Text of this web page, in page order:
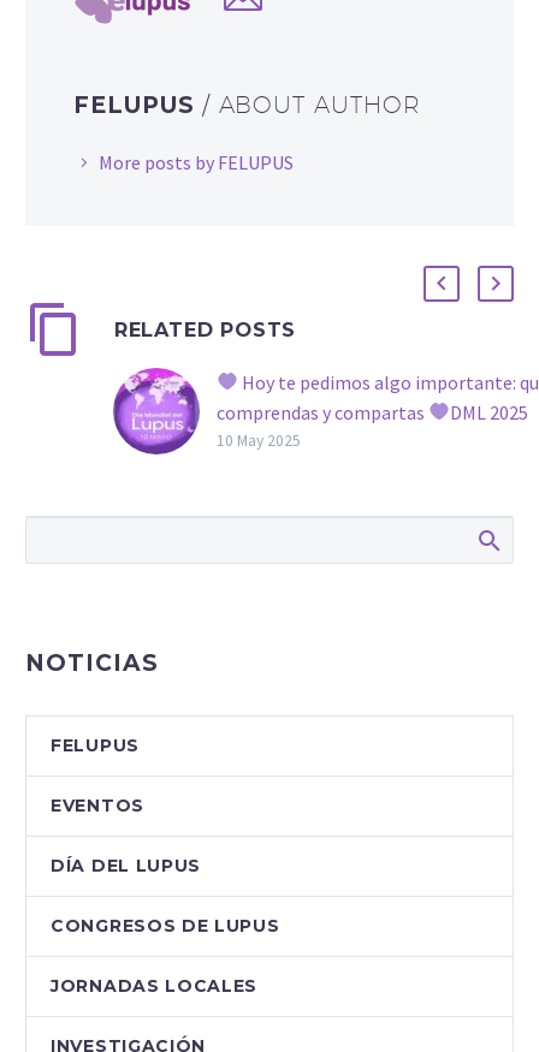
FELUPUS / ABOUT AUTHOR
More posts by FELUPUS
RELATED POSTS
Hoy te pedimos algo importante:
comprendas y compartas
DML 2025
Desde FELUPUS queremos invitarte a
comprensión y humanidad hacia las
conviven cada día con una enfermedad
10 May 2025
NOTICIAS
FELUPUS
EVENTOS
DÍA DEL LUPUS
CONGRESOS DE LUPUS
JORNADAS LOCALES
INVESTIGACIÓN